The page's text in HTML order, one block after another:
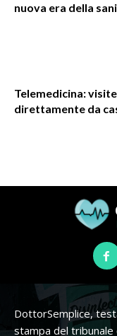
nuova era della
Telemedicina:
direttamente da
DottorSemplice,
stampa del tribunale